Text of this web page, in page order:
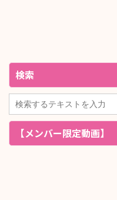
検索
【メンバー限定動画】